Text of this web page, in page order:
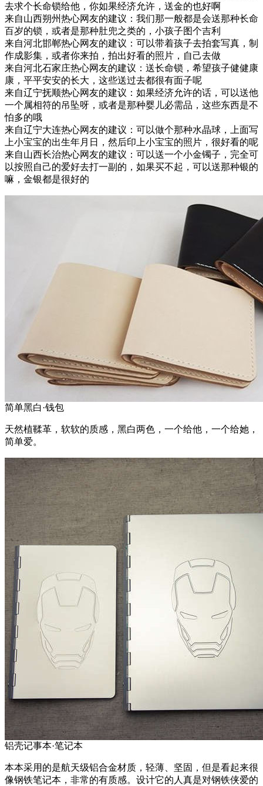
去求个长命锁给他，你如果经济允许，送金的也好啊
来自山西朔州热心网友的建议： 我们那一般都是会送那种长命
百岁的锁，或者是那种肚兜之类的，小孩子图个吉利
来自河北邯郸热心网友的建议： 可以带着孩子去拍套写真，制
作成影集，或者你来拍，拍出好看的照片，自己去做
来自河北石家庄热心网友的建议： 送长命锁，希望孩子健健康
康，平平安安的长大，这些送过去都很有面子呢
来自辽宁抚顺热心网友的建议： 如果经济允许的话，可以送他
一个属相符的吊坠呀，或者是那种婴儿必需品，这些东西是不
怕多的哦
来自辽宁大连热心网友的建议： 可以做个那种水晶球，上面写
上小宝宝的出生年月日，然后印上小宝宝的照片，很好看的呢
来自山西长治热心网友的建议： 可以送一个小金镯子，完全可
以按照自己的爱好去打一副的，如果买不起，可以送那种银的
嘛，金银都是很好的
简单黑白·钱包
天然植鞣革，软软的质感，黑白两色，一个给他，一个给她，
简单爱。
铝壳记事本·笔记本
本本采用的是航天级铝合金材质，轻薄、坚固，但是看起来很
像钢铁笔记本，非常的有质感。设计它的人真是对钢铁侠爱的